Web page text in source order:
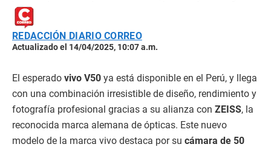
REDACCIÓN DIARIO CORREO
Actualizado el 14/04/2025, 10:07 a.m.
El esperado vivo V50 ya está disponible en el Perú, y llega
con una combinación irresistible de diseño, rendimiento y
fotografía profesional gracias a su alianza con ZEISS, la
reconocida marca alemana de ópticas. Este nuevo
modelo de la marca vivo destaca por su cámara de 50